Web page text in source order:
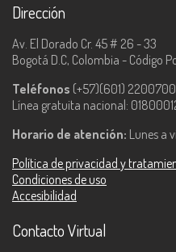
Dirección
Av. El Dorado Cr. 45 # 26 - 33
Bogotá D.C, Colombia - Código
Teléfonos (+57)(601) 2200700.
Línea gratuita nacional:
Horario de atención: Lunes a
Política de privacidad y
Condiciones de uso
Accesibilidad
Contacto Virtual